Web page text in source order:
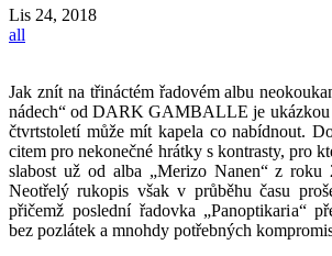
Lis 24, 2018
all
Jak znít na třináctém řadovém albu
nádech“ od DARK GAMBALLE je ukázkou
čtvrtstoletí může mít kapela co nabídnout.
citem pro nekonečné hrátky s kontrasty, pro
slabost už od alba „Merizo Nanen“ z roku
Neotřelý rukopis však v průběhu času
přičemž poslední řadovka „Panoptikaria“
bez pozlátek a mnohdy potřebných